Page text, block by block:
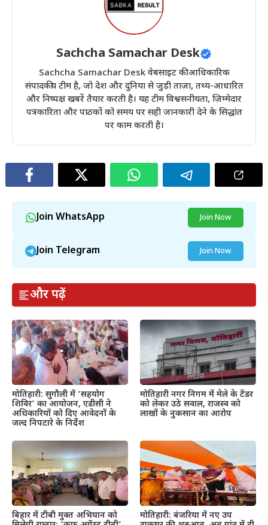
Sachcha Samachar Desk
Sachcha Samachar Desk वेबसाइट की आधिकारिक
संपादकीय टीम है, जो देश और दुनिया से जुड़ी ताज़ा, तथ्य-आधारित
और निष्पक्ष खबरें तैयार करती है। यह टीम विश्वसनीयता, ज़िम्मेदार
पत्रकारिता और पाठकों को समय पर सही जानकारी देने के सिद्धांत
पर काम करती है।
Join WhatsApp Join Now
Join Telegram Join Now
और पढ़ें
मोतिहारी: सुगौली में ‘सहयोग
शिविर’ का आयोजन, एडीसी ने
अधिकारियों को दिए आवेदनों के
जल्द निपटारे के निर्देश
मोतिहारी नगर निगम में मेले के टेंडर
को लेकर उठे सवाल, राजस्व को
लाखों के नुकसान का आरोप
बिहार में टीबी मुक्त अभियान को
मोतिहारी: बंजरिया में नए उप